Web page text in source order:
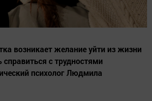
возникает желание уйти из жизни
с трудностями
психолог Людмила